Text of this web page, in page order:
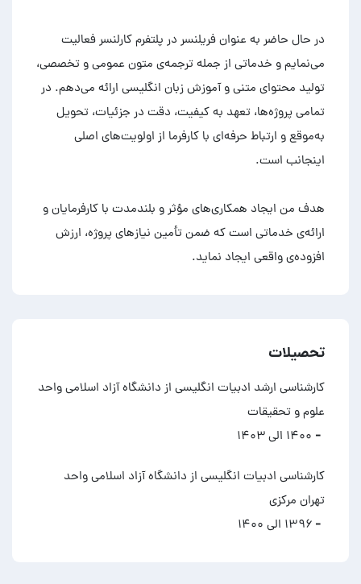
در حال حاضر به عنوان فریلنسر در پلتفرم کارلنسر فعالیت
می‌نمایم و خدماتی از جمله ترجمه‌ی متون عمومی و تخصصی،
تولید محتوای متنی و آموزش زبان انگلیسی ارائه می‌دهم. در
تمامی پروژه‌ها، تعهد به کیفیت، دقت در جزئیات، تحویل
به‌موقع و ارتباط حرفه‌ای با کارفرما از اولویت‌های اصلی
هدف من ایجاد همکاری‌های مؤثر و بلندمدت با کارفرمایان و
ارائه‌ی خدماتی است که ضمن تأمین نیازهای پروژه، ارزش
افزوده‌ی واقعی ایجاد نماید.
تحصیلات
کارشناسی ارشد ادبیات انگلیسی از دانشگاه آزاد اسلامی واحد
علوم و تحقیقات
- ۱۴۰۰ الی ۱۴۰۳
کارشناسی ادبیات انگلیسی از دانشگاه آزاد اسلامی واحد
تهران مرکزی
- ۱۳۹۶ الی ۱۴۰۰